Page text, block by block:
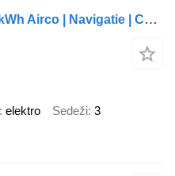
Citroen ë-Jumpy Club M 75 kWh Airco | Navigatie | Camera
elektro Sedeži 3